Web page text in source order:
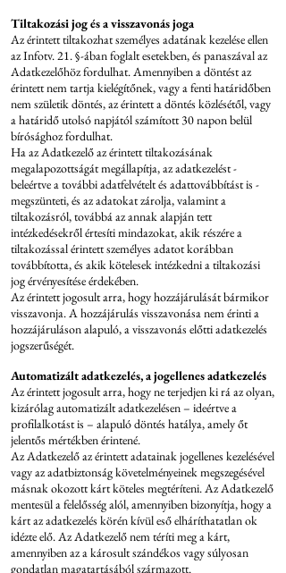
Tiltakozási jog és a visszavonás joga
Az érintett tiltakozhat személyes adatának kezelése ellen
az Infotv. 21. §-ában foglalt esetekben, és panaszával az
Adatkezelőhöz fordulhat. Amennyiben a döntést az
érintett nem tartja kielégítőnek, vagy a fenti határidőben
nem születik döntés, az érintett a döntés közlésétől, vagy
a határidő utolsó napjától számított 30 napon belül
bírósághoz fordulhat.
Ha az Adatkezelő az érintett tiltakozásának
megalapozottságát megállapítja, az adatkezelést -
beleértve a további adatfelvételt és adattovábbítást is -
megszünteti, és az adatokat zárolja, valamint a
tiltakozásról, továbbá az annak alapján tett
intézkedésekről értesíti mindazokat, akik részére a
tiltakozással érintett személyes adatot korábban
továbbította, és akik kötelesek intézkedni a tiltakozási
jog érvényesítése érdekében.
Az érintett jogosult arra, hogy hozzájárulását bármikor
visszavonja. A hozzájárulás visszavonása nem érinti a
hozzájáruláson alapuló, a visszavonás előtti adatkezelés
jogszerűségét.
Automatizált adatkezelés, a jogellenes adatkezelés
Az érintett jogosult arra, hogy ne terjedjen ki rá az olyan,
kizárólag automatizált adatkezelésen – ideértve a
profilalkotást is – alapuló döntés hatálya, amely őt
jelentős mértékben érintené.
Az Adatkezelő az érintett adatainak jogellenes kezelésével
vagy az adatbiztonság követelményeinek megszegésével
másnak okozott kárt köteles megtéríteni. Az Adatkezelő
mentesül a felelősség alól, amennyiben bizonyítja, hogy a
kárt az adatkezelés körén kívül eső elháríthatatlan ok
idézte elő. Az Adatkezelő nem téríti meg a kárt,
amennyiben az a károsult szándékos vagy súlyosan
gondatlan magatartásából származott.